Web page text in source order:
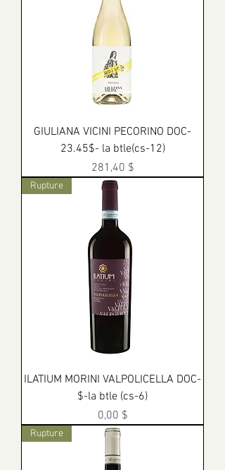
GIULIANA VICINI PECORINO DOC-
23.45$- la btle(cs-12)
Prix
281,40 $
Rupture
ILATIUM MORINI VALPOLICELLA DOC-
$-la btle (cs-6)
Prix
0,00 $
Rupture